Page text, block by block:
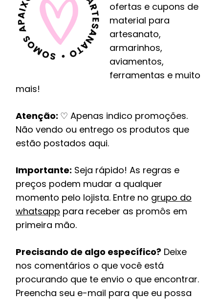
ofertas e cupons de
material para
artesanato,
armarinhos,
aviamentos,
ferramentas e muito
mais!
Atenção: ♡ Apenas indico promoções.
Não vendo ou entrego os produtos que
estão postados aqui.
Importante: Seja rápido! As regras e
preços podem mudar a qualquer
momento pelo lojista. Entre no grupo do
whatsapp para receber as promôs em
primeira mão.
Precisando de algo específico? Deixe
nos comentários o que você está
procurando que te envio o que encontrar.
Preencha seu e-mail para que eu possa